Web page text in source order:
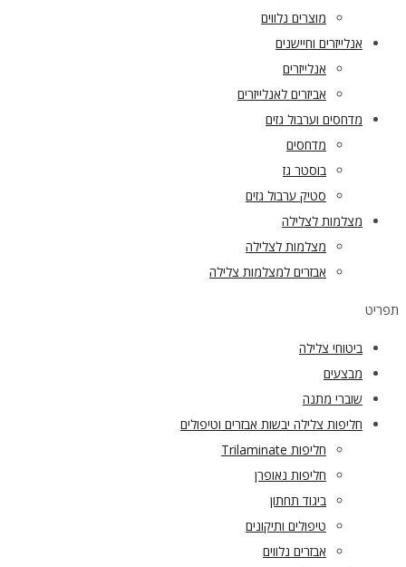
מוצרים נלווים
אנלייזרים וחיישנים
אנלייזרים
אביזרים לאנלייזרים
מדחסים וערבול גזים
מדחסים
בוסטר גז
סטיק ערבול גזים
מצלמות לצלילה
מצלמות לצלילה
אבזרים למצלמות צלילה
תפריט
ביטוחי צלילה
מבצעים
שוברי מתנה
חליפות צלילה יבשות אבזרים וטיפולים
חליפות Trilaminate
חליפות נאופרן
ביגוד תחתון
טיפולים ותיקונים
אבזרים נלווים